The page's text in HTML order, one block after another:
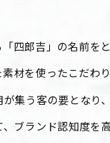
四郎吉」の名前をと
材を使ったこだわ
集う客の要となり
ブランド認知度を高